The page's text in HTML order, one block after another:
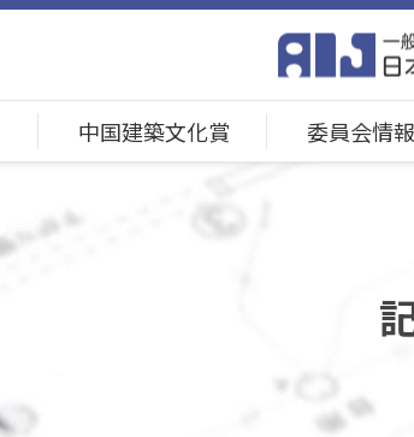
中国建築文化賞 委員会情報